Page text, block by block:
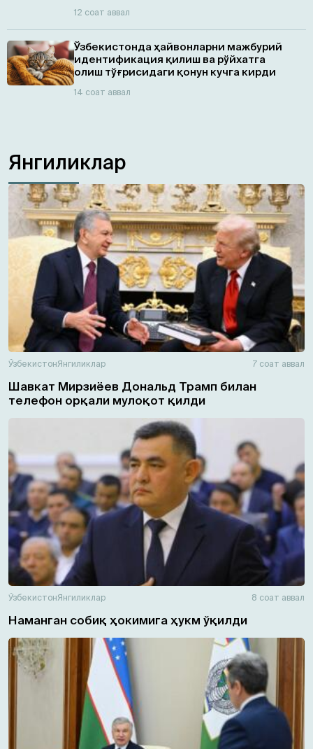
12 соат аввал
Ўзбекистонда ҳайвонларни мажбурий
идентификация қилиш ва рўйхатга
олиш тўғрисидаги қонун кучга кирди
14 соат аввал
Янгиликлар
ЎзбекистонЯнгиликлар 7 соат аввал
Шавкат Мирзиёев Дональд Трамп билан
телефон орқали мулоқот қилди
ЎзбекистонЯнгиликлар 8 соат аввал
Наманган собиқ ҳокимига ҳукм ўқилди